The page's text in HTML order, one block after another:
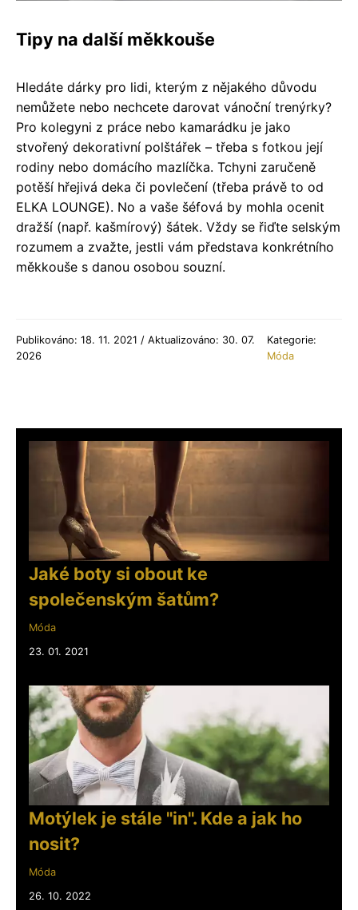
Tipy na další měkkouše
Hledáte dárky pro lidi, kterým z nějakého důvodu
nemůžete nebo nechcete darovat vánoční trenýrky?
Pro kolegyni z práce nebo kamarádku je jako
stvořený dekorativní polštářek – třeba s fotkou její
rodiny nebo domácího mazlíčka. Tchyni zaručeně
potěší hřejivá deka či povlečení (třeba právě to od
ELKA LOUNGE). No a vaše šéfová by mohla ocenit
dražší (např. kašmírový) šátek. Vždy se řiďte selským
rozumem a zvažte, jestli vám představa konkrétního
měkkouše s danou osobou souzní.
Publikováno: 18. 11. 2021 / Aktualizováno: 30. 07.
2026
Kategorie:
Móda
Jaké boty si obout ke
společenským šatům?
Móda
23. 01. 2021
Motýlek je stále "in". Kde a jak ho
nosit?
Móda
26. 10. 2022